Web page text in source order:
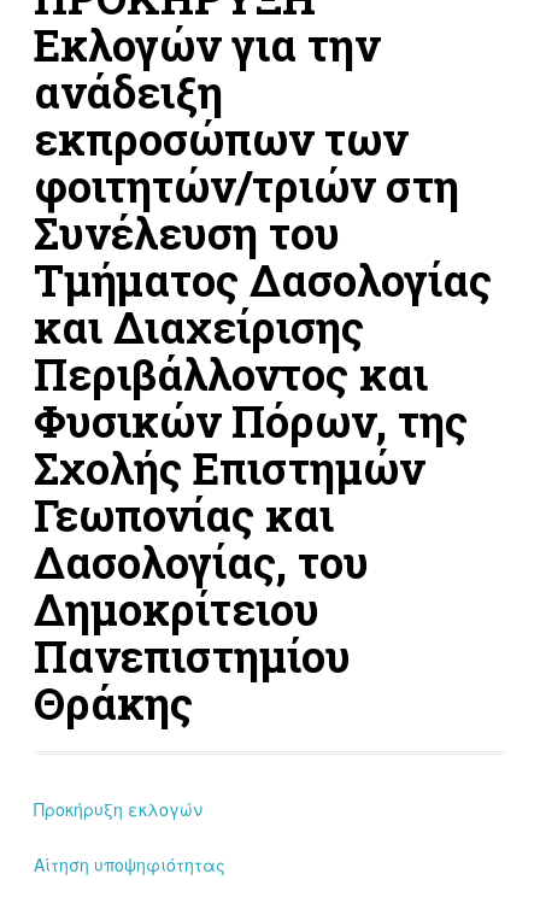
Εκλογών για την
ανάδειξη
εκπροσώπων των
φοιτητών/τριών στη
Συνέλευση του
Τμήματος Δασολογίας
και Διαχείρισης
Περιβάλλοντος και
Φυσικών Πόρων, της
Σχολής Επιστημών
Γεωπονίας και
Δασολογίας, του
Δημοκρίτειου
Πανεπιστημίου
Θράκης
Προκήρυξη εκλογών
Αίτηση υποψηφιότητας